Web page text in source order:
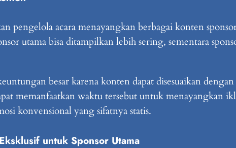
acara menayangkan berbagai konten
utama bisa ditampilkan lebih sering, sementara
besar karena konten dapat disesuaikan
memanfaatkan waktu tersebut untuk
konvensional yang sifatnya statis.
untuk Sponsor Utama